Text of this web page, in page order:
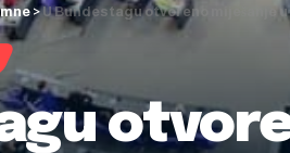
>U Bundestagu otvoreno miješanje